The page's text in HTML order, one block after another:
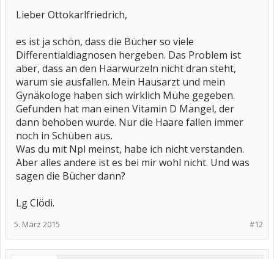
geleistet. Bei der Therapie schaust Du dann einfach ins med.
Lieber Ottokarlfriedrich,
es ist ja schön, dass die Bücher so viele
Differentialdiagnosen hergeben. Das Problem ist
aber, dass an den Haarwurzeln nicht dran steht,
warum sie ausfallen. Mein Hausarzt und mein
Gynäkologe haben sich wirklich Mühe gegeben.
Gefunden hat man einen Vitamin D Mangel, der
dann behoben wurde. Nur die Haare fallen immer
noch in Schüben aus.
Was du mit Npl meinst, habe ich nicht verstanden.
Aber alles andere ist es bei mir wohl nicht. Und was
sagen die Bücher dann?
Lg Clödi.
#12
5. März 2015